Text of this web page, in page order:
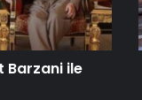
Barzani ile